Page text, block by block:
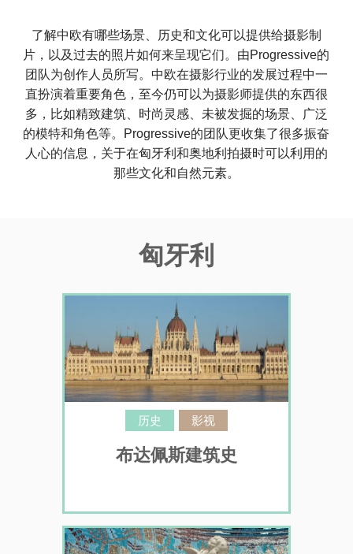
了解中欧有哪些场景、历史和文化可以提供给摄影制
片，以及过去的照片如何来呈现它们。由Progressive的
团队为创作人员所写。中欧在摄影行业的发展过程中一
直扮演着重要角色，至今仍可以为摄影师提供的东西很
多，比如精致建筑、时尚灵感、未被发掘的场景、广泛
的模特和角色等。Progressive的团队更收集了很多振奋
人心的信息，关于在匈牙利和奥地利拍摄时可以利用的
那些文化和自然元素。
匈牙利
历史 影视
布达佩斯建筑史